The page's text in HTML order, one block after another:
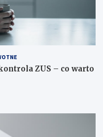
ZUS – co warto